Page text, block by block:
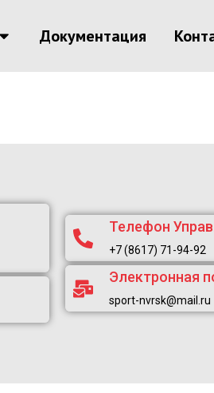
Документация
Телефон
+7 (8617) 71-94-92
Электронная
sport-nvrsk@mail.ru